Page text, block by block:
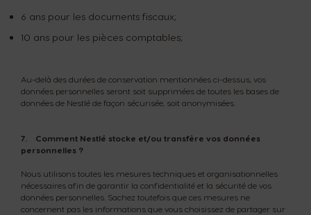
6 ans pour les documents fiscaux;
10 ans pour les pièces comptables;
Au-delà des durées de conservation mentionnées ci-dessus, vos
données personnelles seront soit supprimées de toutes les bases de
données de Nestlé de façon sécurisée, soit anonymisées.
7. Comment Nestlé stocke et/ou transfère vos données
personnelles ?
Nous utilisons toutes les mesures techniques et organisationnelles
nécessaires afin de garantir la confidentialité et la sécurité de vos
données personnelles. Sachez toutefois que ces mesures ne
concernent pas les informations que vous choisissez de partager sur